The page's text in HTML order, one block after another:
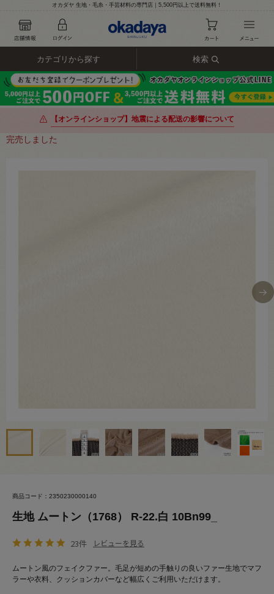
オカダヤ 生地・毛糸・手芸材料の専門店｜5,500円以上で送料無料！
カテゴリから探す 検索
【オンラインショップ】地震による配送の影響について
完売しました
商品コード：2350230000140
生地 ムートン（1768） R-22.白 10Bn99_
23件 レビューを見る
ムートン風のフェイクファー。毛足が短めの手触りの良いファー生地でマフ
ラーや衣料、クッションカバーなど幅広くご利用いただけます。